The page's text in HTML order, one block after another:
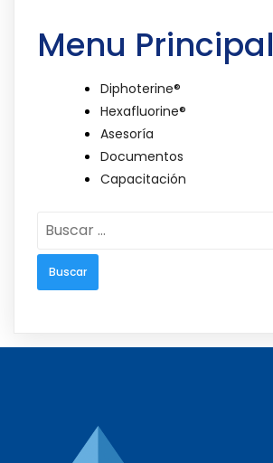
Menu Principal
Diphoterine®
Hexafluorine®
Asesoría
Documentos
Capacitación
Buscar: